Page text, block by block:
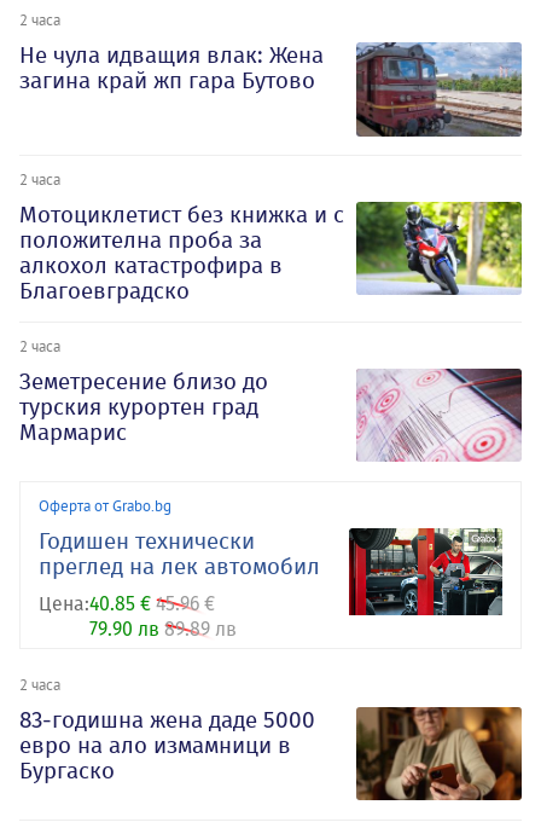
2 часа
Не чула идващия влак: Жена
загина край жп гара Бутово
2 часа
Мотоциклетист без книжка и с
положителна проба за
алкохол катастрофира в
Благоевградско
2 часа
Земетресение близо до
турския курортен град
Мармарис
Оферта от Grabo.bg
Годишен технически
преглед на лек автомобил
Цена:40.85 € 45.96 €
79.90 лв 89.89 лв
2 часа
83-годишна жена даде 5000
евро на ало измамници в
Бургаско